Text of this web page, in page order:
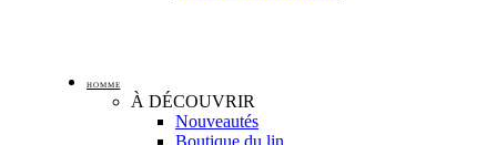
HOMME
À DÉCOUVRIR
Nouveautés
Boutique du lin